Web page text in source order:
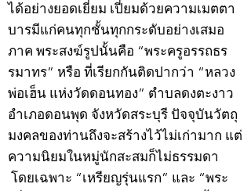
ได้อย่างยอดเยี่ยม เปี่ยมด้วยความเมตตา
บารมีแก่คนทุกชั้นทุกกระดับอย่างเสมอ
ภาค พระสงฆ์รูปนั้นคือ “พระครูอรรถธร
รมาทร” หรือ ที่เรียกกันติดปากว่า “หลวง
พ่อเฮ็น แห่งวัดดอนทอง” ตำบลดงตะงาว
อำเภอดอนพุด จังหวัดสระบุรี ปัจจุบันวัตถุ
มงคลของท่านถึงจะสร้างไว้ไม่เก่ามาก แต่
ความนิยมในหมู่นักสะสมก็ไม่ธรรมดา
โดยเฉพาะ “เหรียญรุ่นแรก” และ “พระ